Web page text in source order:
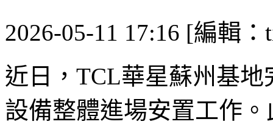
2026-05-11 17:16 [編輯：
近日，TCL華星蘇州基
設備整體進場安置工作